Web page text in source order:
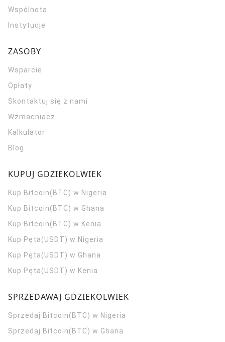
Wspólnota
Instytucje
ZASOBY
Wsparcie
Opłaty
Skontaktuj się z nami
Wzmacniacz
Kalkulator
Blog
KUPUJ GDZIEKOLWIEK
Kup Bitcoin(BTC) w Nigeria
Kup Bitcoin(BTC) w Ghana
Kup Bitcoin(BTC) w Kenia
Kup Pęta(USDT) w Nigeria
Kup Pęta(USDT) w Ghana
Kup Pęta(USDT) w Kenia
SPRZEDAWAJ GDZIEKOLWIEK
Sprzedaj Bitcoin(BTC) w Nigeria
Sprzedaj Bitcoin(BTC) w Ghana